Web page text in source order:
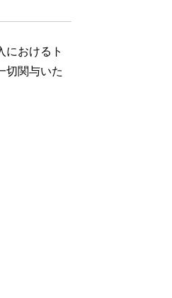
におけるト
切関与いた